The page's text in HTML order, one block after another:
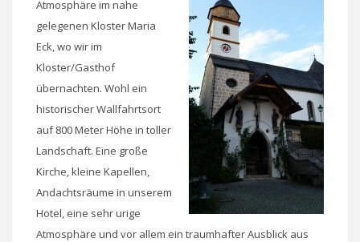
Atmosphäre im nahe
gelegenen Kloster Maria
Eck, wo wir im
Kloster/Gasthof
übernachten. Wohl ein
historischer Wallfahrtsort
auf 800 Meter Höhe in toller
Landschaft. Eine große
Kirche, kleine Kapellen,
Andachtsräume in unserem
Hotel, eine sehr urige
Atmosphäre und vor allem ein traumhafter Ausblick aus